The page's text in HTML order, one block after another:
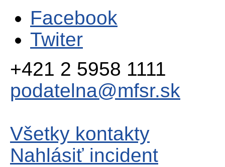
Facebook
Twiter
+421 2 5958 1111
podatelna@mfsr.sk
Všetky kontakty
Nahlásiť incident